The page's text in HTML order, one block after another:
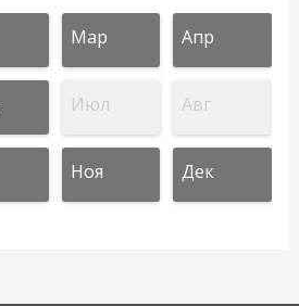
Мар Апр
Июл Авг
Ноя Дек